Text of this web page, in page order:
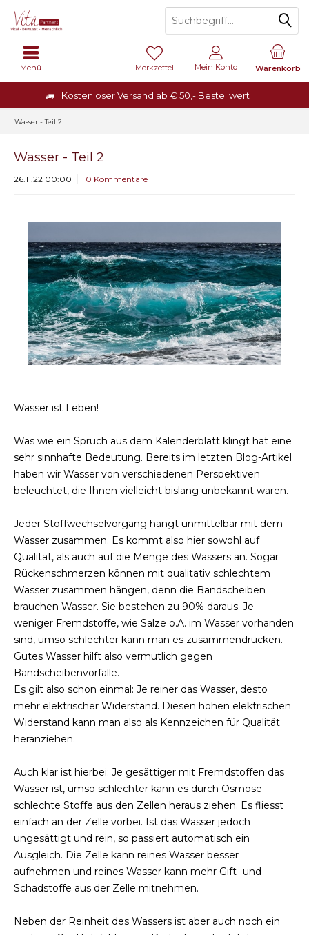
Kostenloser Versand ab € 50,- Bestellwert
Warenkorb
Merkzettel Mein Konto
Menü
Wasser - Teil 2
Wasser - Teil 2
26.11.22 00:00 0 Kommentare
Wasser ist Leben!
Was wie ein Spruch aus dem Kalenderblatt klingt hat eine
sehr sinnhafte Bedeutung. Bereits im letzten Blog-Artikel
haben wir Wasser von verschiedenen Perspektiven
beleuchtet, die Ihnen vielleicht bislang unbekannt waren.
Jeder Stoffwechselvorgang hängt unmittelbar mit dem
Wasser zusammen. Es kommt also hier sowohl auf
Qualität, als auch auf die Menge des Wassers an. Sogar
Rückenschmerzen können mit qualitativ schlechtem
Wasser zusammen hängen, denn die Bandscheiben
brauchen Wasser. Sie bestehen zu 90% daraus. Je
weniger Fremdstoffe, wie Salze o.Ä. im Wasser vorhanden
sind, umso schlechter kann man es zusammendrücken.
Gutes Wasser hilft also vermutlich gegen
Bandscheibenvorfälle.
Es gilt also schon einmal: Je reiner das Wasser, desto
mehr elektrischer Widerstand. Diesen hohen elektrischen
Widerstand kann man also als Kennzeichen für Qualität
heranziehen.
Auch klar ist hierbei: Je gesättiger mit Fremdstoffen das
Wasser ist, umso schlechter kann es durch Osmose
schlechte Stoffe aus den Zellen heraus ziehen. Es fliesst
einfach an der Zelle vorbei. Ist das Wasser jedoch
ungesättigt und rein, so passiert automatisch ein
Ausgleich. Die Zelle kann reines Wasser besser
aufnehmen und reines Wasser kann mehr Gift- und
Schadstoffe aus der Zelle mitnehmen.
Neben der Reinheit des Wassers ist aber auch noch ein